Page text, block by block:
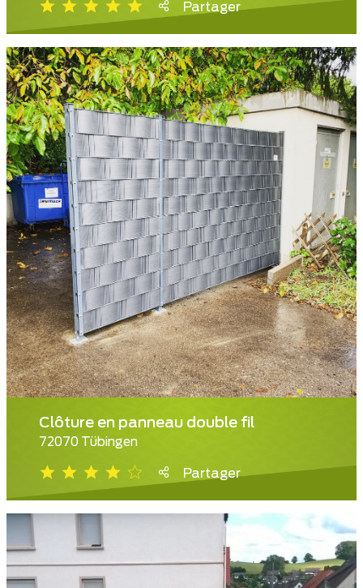
Partager
Clôture en panneau double fil
72070 Tübingen
Partager